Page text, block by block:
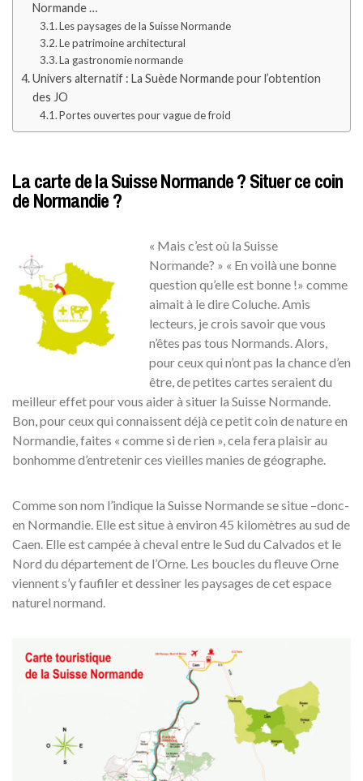
Normande …
Les paysages de la Suisse Normande
Le patrimoine architectural
La gastronomie normande
Univers alternatif : La Suède Normande pour l’obtention
des JO
Portes ouvertes pour vague de froid
La carte de la Suisse Normande ? Situer ce coin
de Normandie ?
« Mais c’est où la Suisse
Normande? » « En voilà une bonne
question qu’elle est bonne !» comme
aimait à le dire Coluche. Amis
lecteurs, je crois savoir que vous
n’êtes pas tous Normands. Alors,
pour ceux qui n’ont pas la chance d’en
être, de petites cartes seraient du
meilleur effet pour vous aider à situer la Suisse Normande.
Bon, pour ceux qui connaissent déjà ce petit coin de nature en
Normandie, faites « comme si de rien », cela fera plaisir au
bonhomme d’entretenir ces vieilles manies de géographe.
Comme son nom l’indique la Suisse Normande se situe –donc-
en Normandie. Elle est situe à environ 45 kilomètres au sud de
Caen. Elle est campée à cheval entre le Sud du Calvados et le
Nord du département de l’Orne. Les boucles du fleuve Orne
viennent s’y faufiler et dessiner les paysages de cet espace
naturel normand.